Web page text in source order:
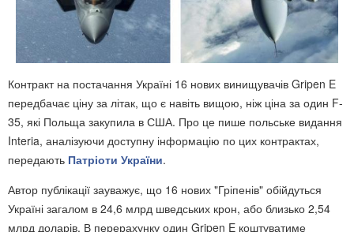
Контракт на постачання Україні 16 нових винищувачів Gripen E
передбачає ціну за літак, що є навіть вищою, ніж ціна за один F-
35, які Польща закупила в США. Про це пише польське видання
Interia, аналізуючи доступну інформацію по цих контрактах,
передають Патріоти України.
Автор публікації зауважує, що 16 нових "Гріпенів" обійдуться
Україні загалом в 24,6 млрд шведських крон, або близько 2,54
млрд доларів. В перерахунку один Gripen E коштуватиме